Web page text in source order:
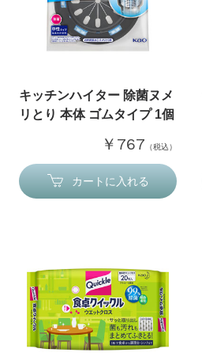
キッチンハイター 除菌ヌメ
リとり 本体 ゴムタイプ 1個
￥767 （税込）
カートに入れる